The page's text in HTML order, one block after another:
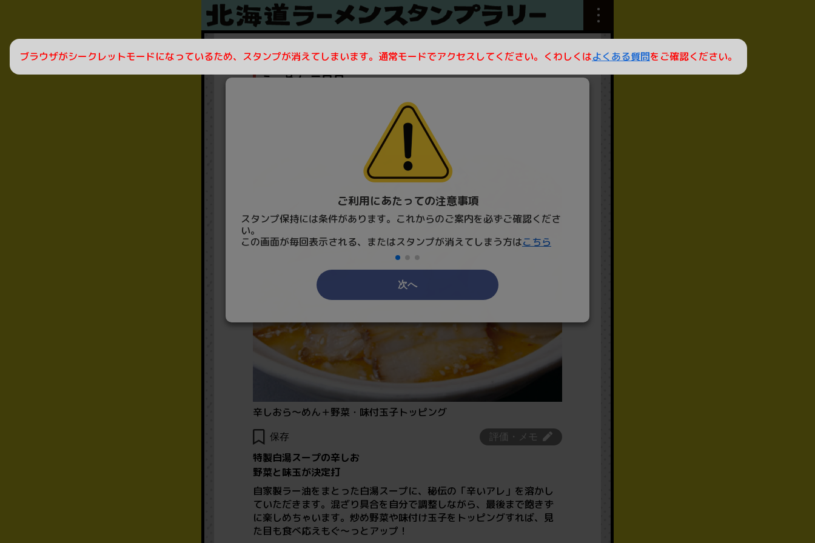
ブラウザがシークレットモードになっているため、スタンプが消えてしまいます。通常モードでアクセスしてください。くわしくはよくある質問をご確認ください。
ご利用にあたっての注意事項
スタンプ保持には条件があります。これからのご案内を必ずご確認くださ
い。
この画面が毎回表示される、またはスタンプが消えてしまう方はこちら
次へ
らーめん 三日月
辛しおら～めん＋野菜・味付玉子トッピング
保存 評価・メモ
特製白湯スープの辛しお
野菜と味玉が決定打
自家製ラー油をまとった白湯スープに、秘伝の「辛いアレ」を溶かし
ていただきます。混ざり具合を自分で調整しながら、最後まで飽きず
に楽しめちゃいます。炒め野菜や味付け玉子をトッピングすれば、見
た目も食べ応えもぐ～っとアップ！